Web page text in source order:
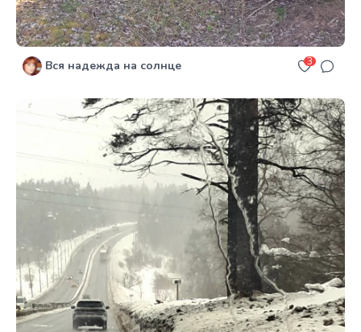
Вся надежда на солнце 3